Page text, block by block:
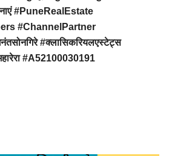
#PuneRealEstate
#ChannelPartner
#क्लासिकरियलएस्टेट्स
#A52100030191